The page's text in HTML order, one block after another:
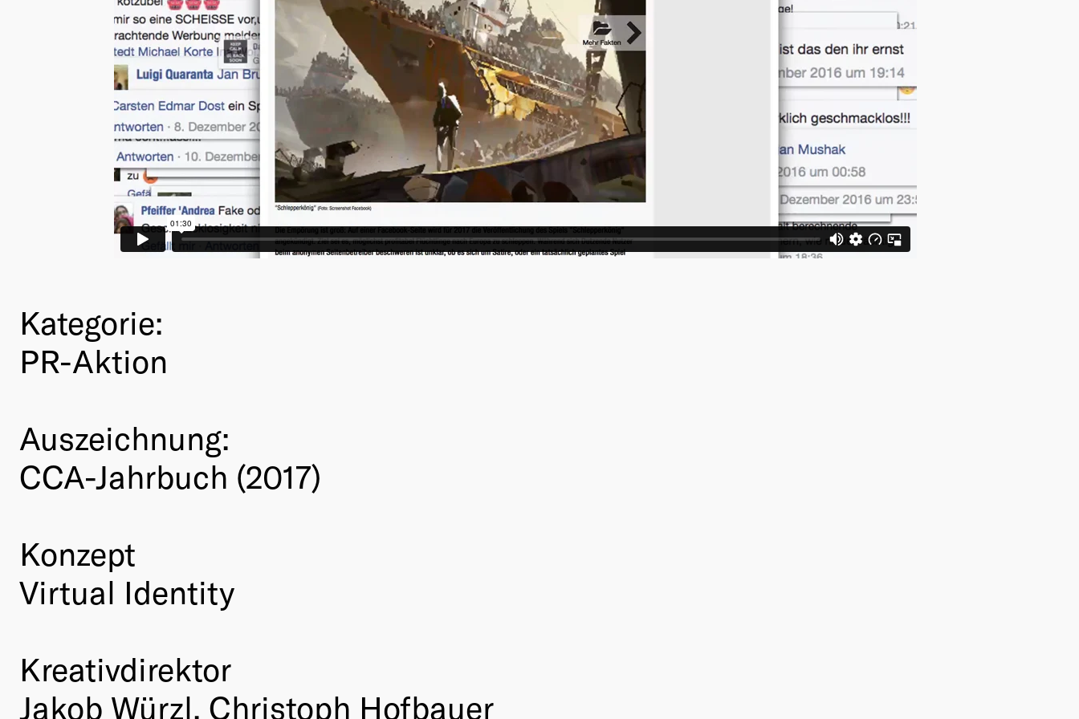
Kategorie:
PR-Aktion
Auszeichnung:
CCA-Jahrbuch (2017)
Konzept
Virtual Identity
Kreativdirektor
Jakob Würzl, Christoph Hofbauer